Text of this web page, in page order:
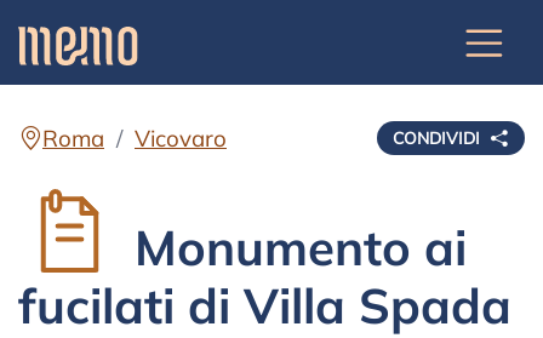
CONDIVIDI
Roma Vicovaro
Monumento ai
fucilati di Villa Spada